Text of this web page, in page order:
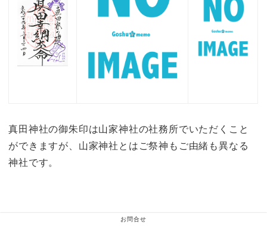
真田神社の御朱印は山家神社の社務所でいただくこと
ができますが、山家神社とはご祭神もご由緒も異なる
神社です。
お問合せ